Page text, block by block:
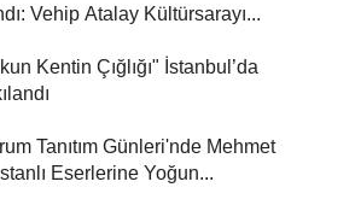
Vehip Atalay Kültürsarayı...
Kentin Çığlığı" İstanbul’da
Tanıtım Günleri'nde Mehmet
Eserlerine Yoğun...